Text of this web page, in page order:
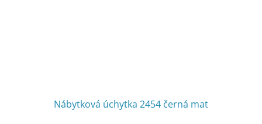
Nábytková úchytka 2454 černá mat